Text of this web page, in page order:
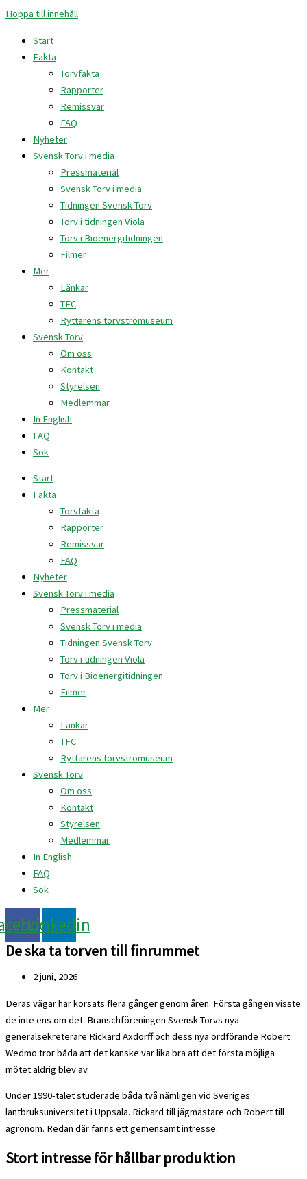
Hoppa till innehåll
Start
Fakta
Torvfakta
Rapporter
Remissvar
FAQ
Nyheter
Svensk Torv i media
Pressmaterial
Svensk Torv i media
Tidningen Svensk Torv
Torv i tidningen Viola
Torv i Bioenergitidningen
Filmer
Mer
Länkar
TFC
Ryttarens torvströmuseum
Svensk Torv
Om oss
Kontakt
Styrelsen
Medlemmar
In English
FAQ
Sök
Start
Fakta
Torvfakta
Rapporter
Remissvar
FAQ
Nyheter
Svensk Torv i media
Pressmaterial
Svensk Torv i media
Tidningen Svensk Torv
Torv i tidningen Viola
Torv i Bioenergitidningen
Filmer
Mer
Länkar
TFC
Ryttarens torvströmuseum
Svensk Torv
Om oss
Kontakt
Styrelsen
Medlemmar
In English
FAQ
Sök
Linkedin
De ska ta torven till finrummet
2 juni, 2026
Deras vägar har korsats flera gånger genom åren. Första gången visste
de inte ens om det. Branschföreningen Svensk Torvs nya
generalsekreterare Rickard Axdorff och dess nya ordförande Robert
Wedmo tror båda att det kanske var lika bra att det första möjliga
mötet aldrig blev av.
Under 1990-talet studerade båda två nämligen vid Sveriges
lantbruksuniversitet i Uppsala. Rickard till jägmästare och Robert till
agronom. Redan där fanns ett gemensamt intresse.
Stort intresse för hållbar produktion